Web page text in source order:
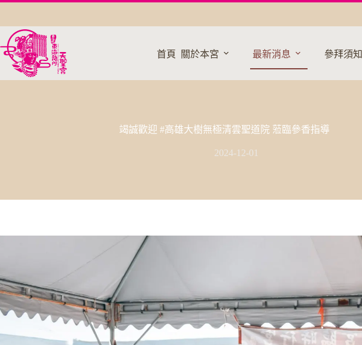
要
容
首頁 關於本宮 最新消息 參拜須知
竭誠歡迎 #高雄大樹無極清雲聖道院 蒞臨參香指導
2024-12-01